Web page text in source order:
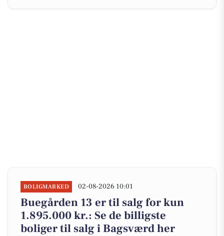
BOLIGMARKED 02-08-2026 10:01
Buegården 13 er til salg for kun
1.895.000 kr.: Se de billigste
boliger til salg i Bagsværd her